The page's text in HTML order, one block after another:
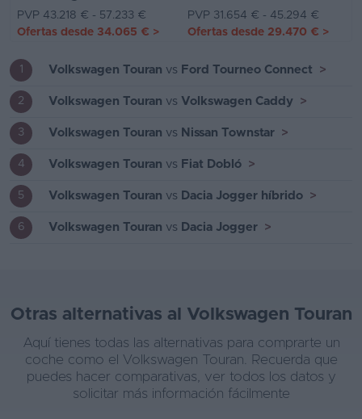
PVP 43.218 € - 57.233 €
PVP 31.654 € - 45.294 €
Ofertas desde 34.065 € > Ofertas desde 29.470 € >
1 Volkswagen Touran vs Ford Tourneo Connect >
2 Volkswagen Touran vs Volkswagen Caddy >
3 Volkswagen Touran vs Nissan Townstar >
4 Volkswagen Touran vs Fiat Dobló >
5 Volkswagen Touran vs Dacia Jogger híbrido >
6 Volkswagen Touran vs Dacia Jogger >
Otras alternativas al Volkswagen Touran
Aquí tienes todas las alternativas para comprarte un
coche como el Volkswagen Touran. Recuerda que
puedes hacer comparativas, ver todos los datos y
solicitar más información fácilmente